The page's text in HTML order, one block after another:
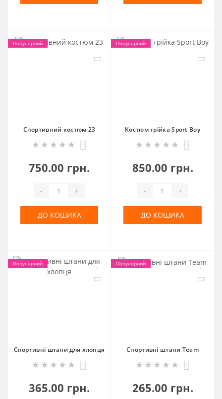
Популярний
Спортивний костюм 23
750.00 грн.
- +
ДО КОШИКА
Популярний
Костюм трійка Sport Boy
850.00 грн.
- +
ДО КОШИКА
Популярний
Спортивні штани для хлопця
365.00 грн.
Популярний
Спортивні штани Team
265.00 грн.